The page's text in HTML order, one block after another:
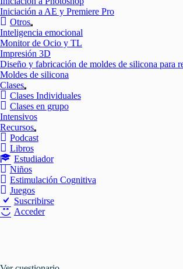
Iniciación a AE y Premiere Pro
Otros
Mostrar
el
submenú
Inteligencia emocional
Monitor de Ocio y TL
Impresión 3D
Diseño y fabricación de moldes de silicona para
Moldes de silicona
Clases
Mostrar
el
submenú
Clases Individuales
Clases en grupo
Intensivos
Recursos
Mostrar
el
Podcast
Libros
Estudiador
Niños
Estimulación Cognitiva
Juegos
Suscribirse
Acceder